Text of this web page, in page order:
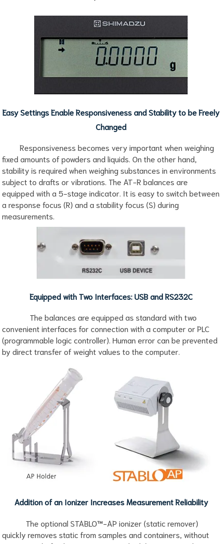
Easy Settings Enable Responsiveness and Stability to be Freely
Changed
Responsiveness becomes very important when weighing
fixed amounts of powders and liquids. On the other hand,
stability is required when weighing substances in environments
subject to drafts or vibrations. The AT-R balances are
equipped with a 5-stage indicator. It is easy to switch between
a response focus (R) and a stability focus (S) during
measurements.
Equipped with Two Interfaces: USB and RS232C
The balances are equipped as standard with two
convenient interfaces for connection with a computer or PLC
(programmable logic controller). Human error can be prevented
by direct transfer of weight values to the computer.
Addition of an Ionizer Increases Measurement Reliability
The optional STABLO™-AP ionizer (static remover)
quickly removes static from samples and containers, without